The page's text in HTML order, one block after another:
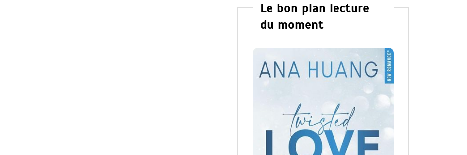
Le bon plan lecture
du moment